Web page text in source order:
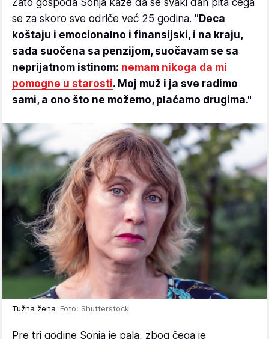
se za skoro sve odriče već 25 godina. "Deca
koštaju i emocionalno i finansijski, i na kraju,
sada suočena sa penzijom, suočavam se sa
neprijatnom istinom: nemam nikoga da mi
pomogne u starosti. Moj muž i ja sve radimo
sami, a ono što ne možemo, plaćamo drugima."
Tužna žena Foto: Shutterstock
Pre tri godine Sonja je pala, zbog čega je